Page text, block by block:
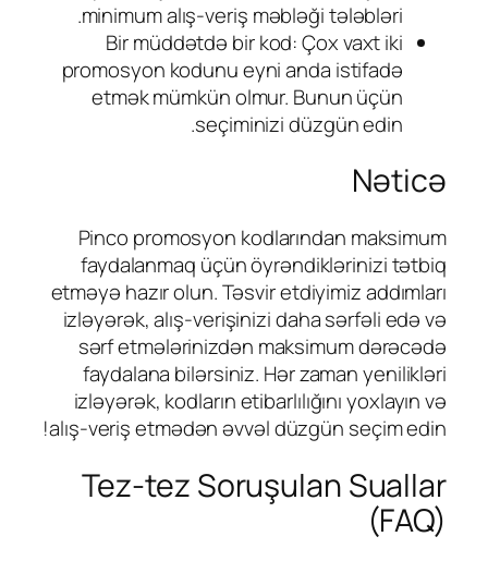
minimum alış-veriş məbləği tələbləri.
Bir müddətdə bir kod: Çox vaxt iki
promosyon kodunu eyni anda istifadə
etmək mümkün olmur. Bunun üçün
seçiminizi düzgün edin.
Nəticə
Pinco promosyon kodlarından maksimum
faydalanmaq üçün öyrəndiklərinizi tətbiq
etməyə hazır olun. Təsvir etdiyimiz addımları
izləyərək, alış-verişinizi daha sərfəli edə və
sərf etmələrinizdən maksimum dərəcədə
faydalana bilərsiniz. Hər zaman yenilikləri
izləyərək, kodların etibarlılığını yoxlayın və
alış-veriş etmədən əvvəl düzgün seçim edin!
Tez-tez Soruşulan Suallar
(FAQ)